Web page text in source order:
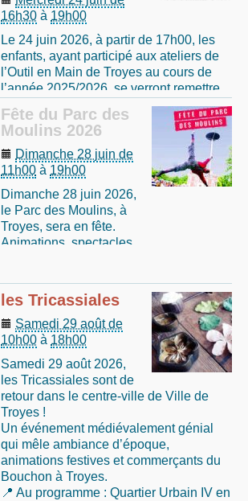
16h30 à 19h00
Le 24 juin 2026, à partir de 17h00, les
enfants, ayant participé aux ateliers de
l’Outil en Main de Troyes au cours de
l’année 2025/2026, se verront remettre
leur Certificat d’initiation aux Métiers
manuels.
Cette manifestation, qui se déroulera
dans nos ateliers "Baltet", 3 avenue
Pierre (…)
Fête du Parc des
Moulins 2026
Dimanche 28 juin de
11h00 à 19h00
Dimanche 28 juin 2026,
le Parc des Moulins, à
Troyes, sera en fête.
Animations, spectacles
des activités ludiques
et manuelles.
La fête prendra des airs
champêtres tout au
long de la journée, de
11h à 19h.
Un programme riche et
diversifié vous (…)
les Tricassiales
Samedi 29 août de
10h00 à 18h00
Samedi 29 août 2026,
les Tricassiales sont de
retour dans le centre-ville de Ville de
Troyes !
Un événement médiévalement génial
qui mêle ambiance d’époque,
animations festives et commerçants du
Bouchon à Troyes.
📍 Au programme : Quartier Urbain IV en